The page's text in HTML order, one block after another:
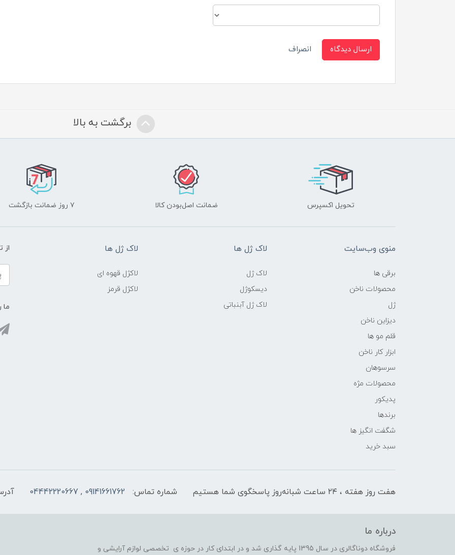
ارسال دیدگاه انصراف
برگشت به بالا
تحویل اکسپرس ضمانت اصل‌بودن کالا ۷ روز ضمانت بازگشت
منوی وب‌سایت
برقی ها
محصولات ناخن
ژل
دیزاین ناخن
قلم مو ها
ابزار کار ناخن
سرسوهان
محصولات مژه
پدیکور
برندها
شگفت انگیز ها
سبد خرید
لاک ژل ها
لاک ژل
دیسکوژل
لاک ژل آبنباتی
لاک ژل ها
لاکژل قهوه ای
لاکژل قرمز
از
ما
هفت روز هفته ، ۲۴ ساعت شبانه‌روز پاسخگوی شما هستیم شماره تماس: 09141661762 , 04442220667
درباره ما
فروشگاه دوناگالری در سال 1395 پایه گذاری شد و در ابتدای کار در حوزه ی تخصصی لوازم آرایشی و